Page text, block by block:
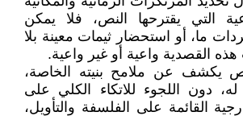
التي يقترحها النص، فلا يمكن
ما، أو استحضار ثيمات معينة بلا
القصدية واعية أو غير واعية.
يكشف عن ملامح بنيته الخاصة،
له، دون اللجوء للاتكاء الكلي على
القائمة على الفلسفة والتأويل،